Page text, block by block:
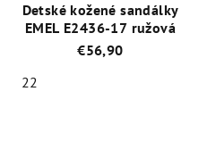
Detské kožené sandálky
EMEL E2436-17 ružová
€56,90
22